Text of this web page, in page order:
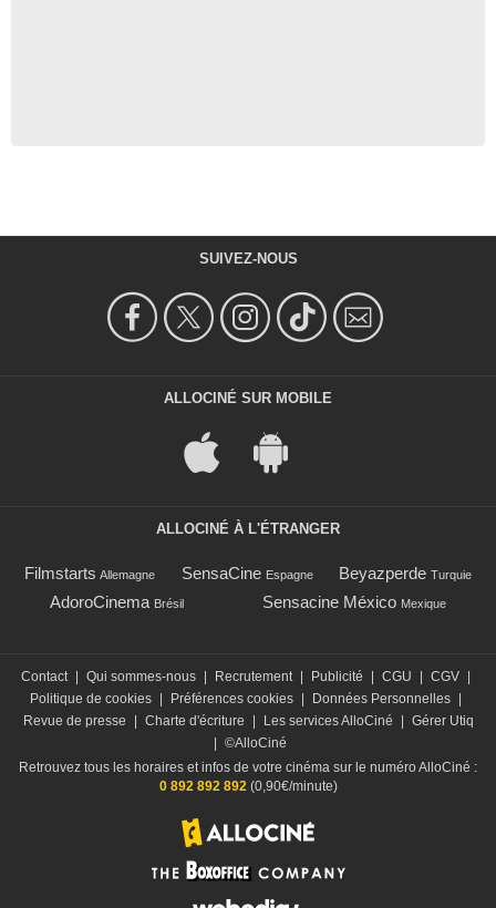
SUIVEZ-NOUS
ALLOCINÉ SUR MOBILE
ALLOCINÉ À L'ÉTRANGER
Filmstarts Allemagne SensaCine Espagne Beyazperde Turquie
AdoroCinema Brésil Sensacine México Mexique
Contact Qui sommes-nous Recrutement Publicité CGU CGV
Politique de cookies
Préférences cookies Données Personnelles
Revue de presse
Charte d'écriture Les services AlloCiné
Gérer Utiq
©AlloCiné
Retrouvez tous les horaires et infos de votre cinéma sur le numéro AlloCiné :
0 892 892 892(0,90€/minute)